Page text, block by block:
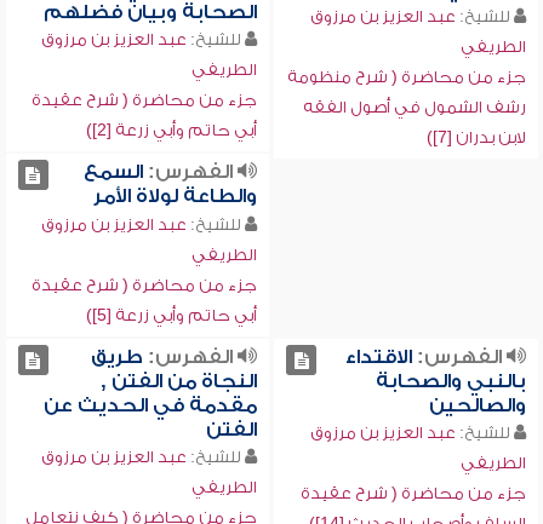
للشيخ: عبد العزيز بن مرزوق
الطريفي
جزء من محاضرة ( شرح منظومة
رشف الشمول في أصول الفقه
لابن بدران [7])
الصحابة وبيان فضلهم
للشيخ: عبد العزيز بن مرزوق
الطريفي
جزء من محاضرة ( شرح عقيدة
أبي حاتم وأبي زرعة [2])
الفهرس:السمع
والطاعة لولاة الأمر
للشيخ: عبد العزيز بن مرزوق
الطريفي
جزء من محاضرة ( شرح عقيدة
أبي حاتم وأبي زرعة [5])
الفهرس:الاقتداء
بالنبي والصحابة
والصالحين
للشيخ: عبد العزيز بن مرزوق
الطريفي
جزء من محاضرة ( شرح عقيدة
الفهرس: طريق
النجاة من الفتن ,
مقدمة في الحديث عن
الفتن
للشيخ: عبد العزيز بن مرزوق
الطريفي
جزء من محاضرة ( كيف نتعامل